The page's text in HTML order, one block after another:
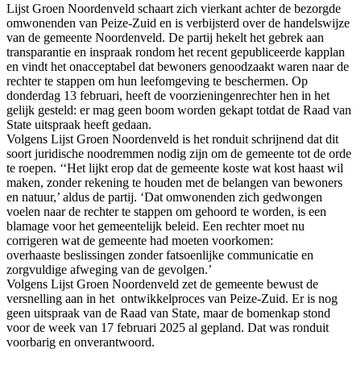
Lijst Groen Noordenveld schaart zich vierkant achter de bezorgde
omwonenden van Peize-Zuid en is verbijsterd over de handelswijze
van de gemeente Noordenveld. De partij hekelt het gebrek aan
transparantie en inspraak rondom het recent gepubliceerde kapplan
en vindt het onacceptabel dat bewoners genoodzaakt waren naar de
rechter te stappen om hun leefomgeving te beschermen. Op
donderdag 13 februari, heeft de voorzieningenrechter hen in het
gelijk gesteld: er mag geen boom worden gekapt totdat de Raad van
State uitspraak heeft gedaan.
Volgens Lijst Groen Noordenveld is het ronduit schrijnend dat dit
soort juridische noodremmen nodig zijn om de gemeente tot de orde
te roepen. ‘‘Het lijkt erop dat de gemeente koste wat kost haast wil
maken, zonder rekening te houden met de belangen van bewoners
en natuur,’ aldus de partij. ‘Dat omwonenden zich gedwongen
voelen naar de rechter te stappen om gehoord te worden, is een
blamage voor het gemeentelijk beleid. Een rechter moet nu
corrigeren wat de gemeente had moeten voorkomen:
overhaaste beslissingen zonder fatsoenlijke communicatie en
zorgvuldige afweging van de gevolgen.’
Volgens Lijst Groen Noordenveld zet de gemeente bewust de
versnelling aan in het ontwikkelproces van Peize-Zuid. Er is nog
geen uitspraak van de Raad van State, maar de bomenkap stond
voor de week van 17 februari 2025 al gepland. Dat was ronduit
voorbarig en onverantwoord.